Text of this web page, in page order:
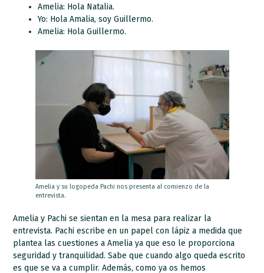
Amelia: Hola Natalia.
Yo: Hola Amalia, soy Guillermo.
Amelia: Hola Guillermo.
Amelia y su logopeda Pachi nos presenta al comienzo de la
entrevista.
Amelia y Pachi se sientan en la mesa para realizar la
entrevista. Pachi escribe en un papel con lápiz a medida que
plantea las cuestiones a Amelia ya que eso le proporciona
seguridad y tranquilidad. Sabe que cuando algo queda escrito
es que se va a cumplir. Además, como ya os hemos